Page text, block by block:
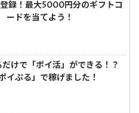
録！最大5000円分のギフトコ
ードを当てよう！
けで「ポイ活」ができる！？
イぷる」で稼げました！